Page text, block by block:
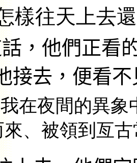
樣往天上去
，他們正看
接去，便看
我在夜間的異象
、被領到亙